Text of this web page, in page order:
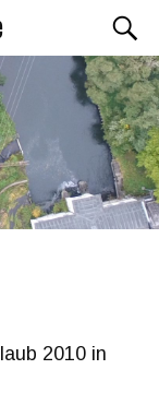
2010 in